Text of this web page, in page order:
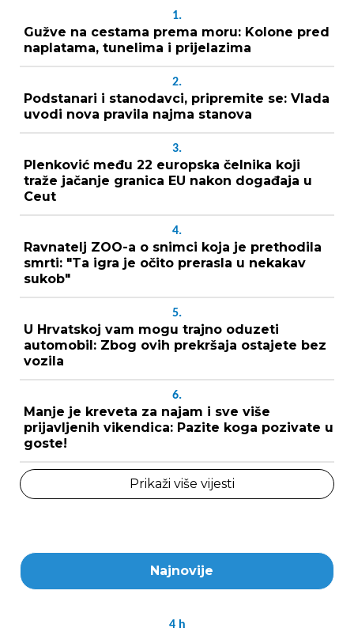
1.
Gužve na cestama prema moru: Kolone pred
naplatama, tunelima i prijelazima
2.
Podstanari i stanodavci, pripremite se: Vlada
uvodi nova pravila najma stanova
3.
Plenković među 22 europska čelnika koji
traže jačanje granica EU nakon događaja u
Ceut
4.
Ravnatelj ZOO-a o snimci koja je prethodila
smrti: "Ta igra je očito prerasla u nekakav
sukob"
5.
U Hrvatskoj vam mogu trajno oduzeti
automobil: Zbog ovih prekršaja ostajete bez
vozila
6.
Manje je kreveta za najam i sve više
prijavljenih vikendica: Pazite koga pozivate u
goste!
Prikaži više vijesti
Najnovije
4 h